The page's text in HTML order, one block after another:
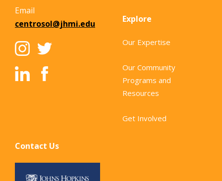
Email
centrosol@jhmi.edu
Explore
Our Expertise
Our Community
Programs and
Resources
Get Involved
Contact Us